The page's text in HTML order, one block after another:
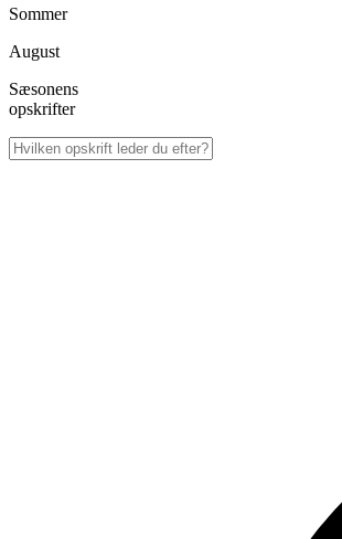
Sommer
August
Sæsonens
opskrifter